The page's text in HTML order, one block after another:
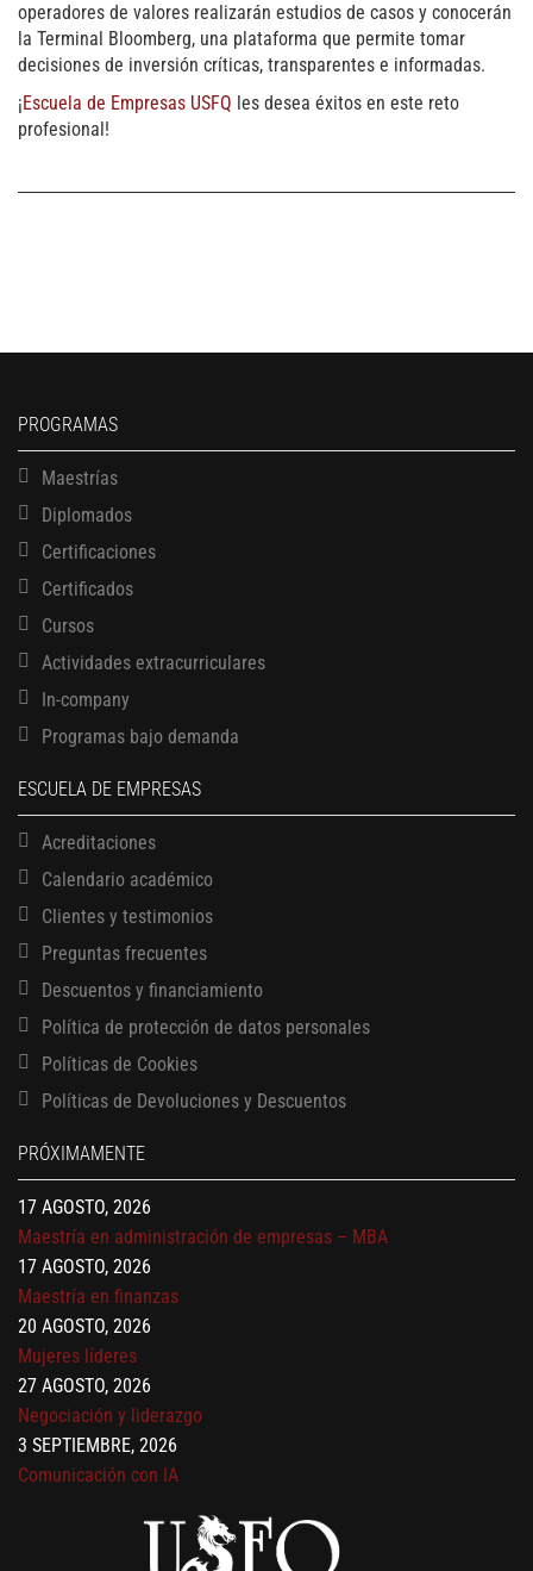
operadores de valores realizarán estudios de casos y conocerán
la Terminal Bloomberg, una plataforma que permite tomar
decisiones de inversión críticas, transparentes e informadas.
¡Escuela de Empresas USFQ les desea éxitos en este reto
profesional!
PROGRAMAS
Maestrías
Diplomados
Certificaciones
Certificados
Cursos
Actividades extracurriculares
In-company
Programas bajo demanda
ESCUELA DE EMPRESAS
Acreditaciones
Calendario académico
Clientes y testimonios
Preguntas frecuentes
Descuentos y financiamiento
Política de protección de datos personales
Políticas de Cookies
Políticas de Devoluciones y Descuentos
PRÓXIMAMENTE
13 AGOSTO, 2026
Finanzas para no financieros
Gerencia de empresas familiares
17 AGOSTO, 2026
Maestría en administración de empresas – MBA
17 AGOSTO, 2026
Maestría en finanzas
20 AGOSTO, 2026
Mujeres líderes
27 AGOSTO, 2026
Negociación y liderazgo
3 SEPTIEMBRE, 2026
Comunicación con IA
7 SEPTIEMBRE, 2026
Finanzas para no financieros